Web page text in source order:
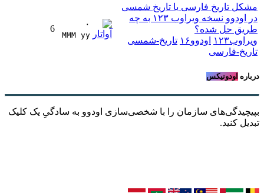
مشکل تاریخ فارسی یا تاریخ شمسی
در اودوو نسخه ویراوب ۱۲۳ به چه
طریق حل شده؟
ویراوب۱۲۳
اودوو۱۶
تاریخ-شمسی
تاریخ-فارسی
۰
MMM yy
6
درباره اودونیکس
بپیچیدگی‌های سازمان را با شخصی‌سازی اودوو به سادگیِ یک کلیک
تبدیل کنید.